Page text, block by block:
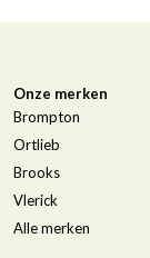
Onze merken
Brompton
Ortlieb
Brooks
Vlerick
Alle merken